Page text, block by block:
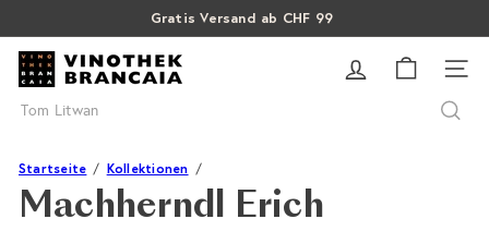
zum
Inhalt
Pause
Gratis Versand ab CHF 99
Über 15% Rabatt auf Sommer Weine
SALE: Bis zu 40% auf letzte Flaschen
V
i
n
t
h
e
Suche
Startseite Kollektionen
Machherndl Erich